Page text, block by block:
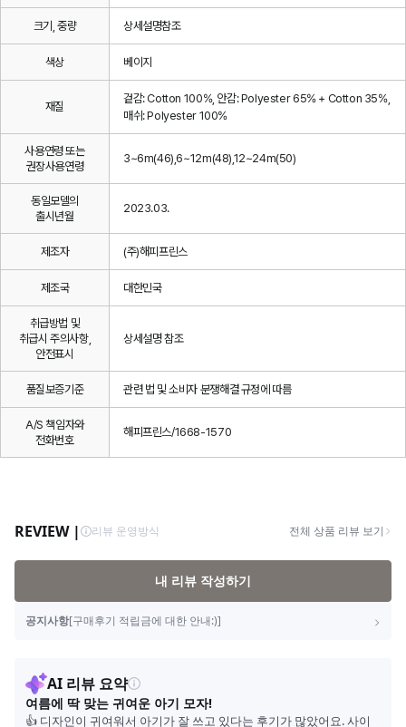
크기, 중량 상세설명참조
색상 베이지
재질
겉감: Cotton 100%, 안감: Polyester 65% + Cotton 35%,
매쉬: Polyester 100%
사용연령 또는
권장사용연령
3~6m(46),6~12m(48),12~24m(50)
동일모델의
출시년월
2023.03.
제조자 (주)해피프린스
제조국 대한민국
취급방법 및
취급시 주의사항,
안전표시
상세설명 참조
품질보증기준 관련 법 및 소비자 분쟁해결 규정에 따름
A/S 책임자와
전화번호
해피프린스/1668-1570